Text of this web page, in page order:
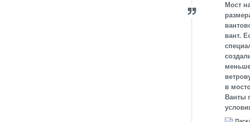
Мост
вант.
в
Ванты